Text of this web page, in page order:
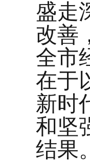
盛走
改善
全市
在于
新时
和坚
结果。